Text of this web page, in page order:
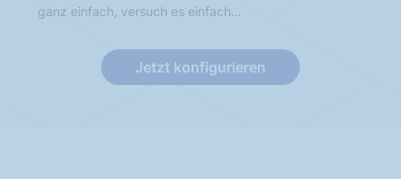
ganz einfach, versuch es einfach…
Jetzt konfigurieren